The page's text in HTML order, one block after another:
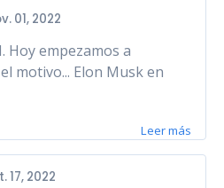
01, 2022
Hoy empezamos a
motivo... Elon Musk en
Leer más
17, 2022